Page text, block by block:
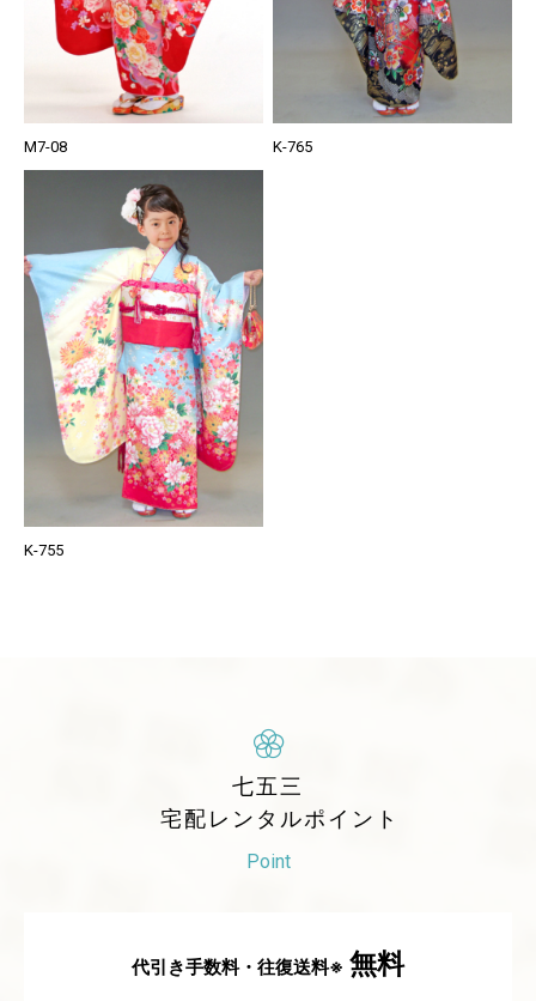
M7-08 K-765
K-755
七五三
宅配レンタルポイント
Point
代引き手数料・往復送料※ 無料